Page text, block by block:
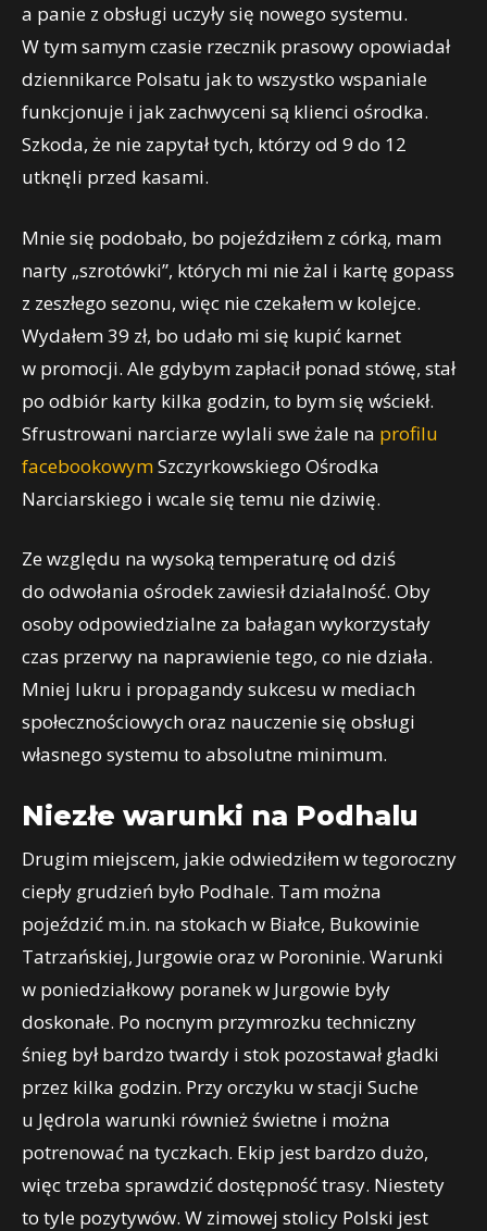
a panie z obsługi uczyły się nowego systemu.
W tym samym czasie rzecznik prasowy opowiadał
dziennikarce Polsatu jak to wszystko wspaniale
funkcjonuje i jak zachwyceni są klienci ośrodka.
Szkoda, że nie zapytał tych, którzy od 9 do 12
utknęli przed kasami.
Mnie się podobało, bo pojeździłem z córką, mam
narty „szrotówki”, których mi nie żal i kartę gopass
z zeszłego sezonu, więc nie czekałem w kolejce.
Wydałem 39 zł, bo udało mi się kupić karnet
w promocji. Ale gdybym zapłacił ponad stówę, stał
po odbiór karty kilka godzin, to bym się wściekł.
Sfrustrowani narciarze wylali swe żale na profilu
facebookowymSzczyrkowskiego Ośrodka
Narciarskiego i wcale się temu nie dziwię.
Ze względu na wysoką temperaturę od dziś
do odwołania ośrodek zawiesił działalność. Oby
osoby odpowiedzialne za bałagan wykorzystały
czas przerwy na naprawienie tego, co nie działa.
Mniej lukru i propagandy sukcesu w mediach
społecznościowych oraz nauczenie się obsługi
własnego systemu to absolutne minimum.
Niezłe warunki na Podhalu
Drugim miejscem, jakie odwiedziłem w tegoroczny
ciepły grudzień było Podhale. Tam można
pojeździć m.in. na stokach w Białce, Bukowinie
Tatrzańskiej, Jurgowie oraz w Poroninie. Warunki
w poniedziałkowy poranek w Jurgowie były
doskonałe. Po nocnym przymrozku techniczny
śnieg był bardzo twardy i stok pozostawał gładki
przez kilka godzin. Przy orczyku w stacji Suche
u Jędrola warunki również świetne i można
potrenować na tyczkach. Ekip jest bardzo dużo,
więc trzeba sprawdzić dostępność trasy. Niestety
to tyle pozytywów. W zimowej stolicy Polski jest